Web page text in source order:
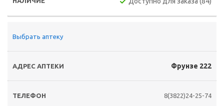
Выбрать аптеку
Фрунзе 222
8(3822)24-25-74